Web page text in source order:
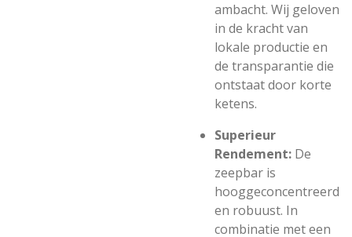
ambacht. Wij geloven
in de kracht van
lokale productie en
de transparantie die
ontstaat door korte
ketens.
Superieur
Rendement: De
zeepbar is
hooggeconcentreerd
en robuust. In
combinatie met een